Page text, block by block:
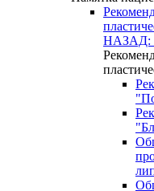
НАЗАД: